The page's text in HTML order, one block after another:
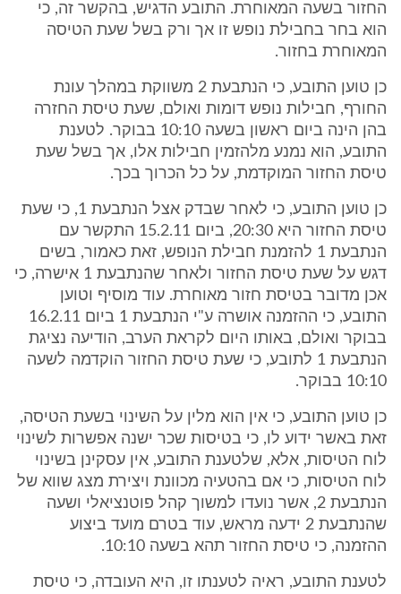
החזור בשעה המאוחרת. התובע הדגיש, בהקשר זה, כי
הוא בחר בחבילת נופש זו אך ורק בשל שעת הטיסה
המאוחרת בחזור.
כן טוען התובע, כי הנתבעת 2 משווקת במהלך עונת
החורף, חבילות נופש דומות ואולם, שעת טיסת החזרה
בהן הינה ביום ראשון בשעה 10:10 בבוקר. לטענת
התובע, הוא נמנע מלהזמין חבילות אלו, אך בשל שעת
טיסת החזור המוקדמת, על כל הכרוך בכך.
כן טוען התובע, כי לאחר שבדק אצל הנתבעת 1, כי שעת
טיסת החזור היא 20:30, ביום 15.2.11 התקשר עם
הנתבעת 1 להזמנת חבילת הנופש, זאת כאמור, בשים
דגש על שעת טיסת החזור ולאחר שהנתבעת 1 אישרה, כי
אכן מדובר בטיסת חזור מאוחרת. עוד מוסיף וטוען
התובע, כי ההזמנה אושרה ע"י הנתבעת 1 ביום 16.2.11
בבוקר ואולם, באותו היום לקראת הערב, הודיעה נציגת
הנתבעת 1 לתובע, כי שעת טיסת החזור הוקדמה לשעה
10:10 בבוקר.
כן טוען התובע, כי אין הוא מלין על השינוי בשעת הטיסה,
זאת באשר ידוע לו, כי בטיסות שכר ישנה אפשרות לשינוי
לוח הטיסות, אלא, שלטענת התובע, אין עסקינן בשינוי
לוח הטיסות, כי אם בהטעיה מכוונת ויצירת מצג שווא של
הנתבעת 2, אשר נועדו למשוך קהל פוטנציאלי ושעה
שהנתבעת 2 ידעה מראש, עוד בטרם מועד ביצוע
ההזמנה, כי טיסת החזור תהא בשעה 10:10.
לטענת התובע, ראיה לטענתו זו, היא העובדה, כי טיסת